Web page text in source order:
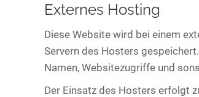
Externes Hosting
Diese Website wird bei einem
Servern des Hosters
Namen, Websitezugriffe und
Der Einsatz des Hosters erfolgt